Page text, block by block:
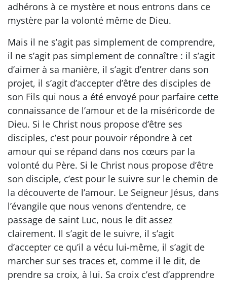
adhérons à ce mystère et nous entrons dans ce
mystère par la volonté même de Dieu.
Mais il ne s’agit pas simplement de comprendre,
il ne s’agit pas simplement de connaître : il s’agit
d’aimer à sa manière, il s’agit d’entrer dans son
projet, il s’agit d’accepter d’être des disciples de
son Fils qui nous a été envoyé pour parfaire cette
connaissance de l’amour et de la miséricorde de
Dieu. Si le Christ nous propose d’être ses
disciples, c’est pour pouvoir répondre à cet
amour qui se répand dans nos cœurs par la
volonté du Père. Si le Christ nous propose d’être
son disciple, c’est pour le suivre sur le chemin de
la découverte de l’amour. Le Seigneur Jésus, dans
l’évangile que nous venons d’entendre, ce
passage de saint Luc, nous le dit assez
clairement. Il s’agit de le suivre, il s’agit
d’accepter ce qu’il a vécu lui-même, il s’agit de
marcher sur ses traces et, comme il le dit, de
prendre sa croix, à lui. Sa croix c’est d’apprendre